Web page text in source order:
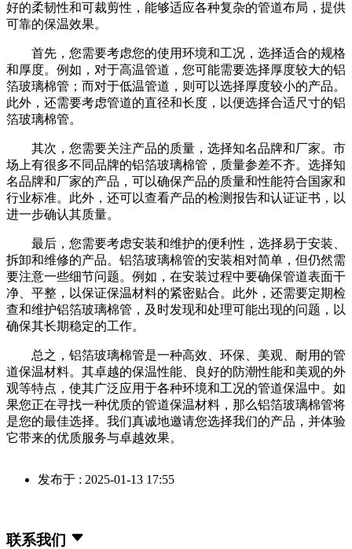
好的柔韧性和可裁剪性，能够适应各种复杂的管道布局，提供
可靠的保温效果。
首先，您需要考虑您的使用环境和工况，选择适合的规格
和厚度。例如，对于高温管道，您可能需要选择厚度较大的铝
箔玻璃棉管；而对于低温管道，则可以选择厚度较小的产品。
此外，还需要考虑管道的直径和长度，以便选择合适尺寸的铝
箔玻璃棉管。
其次，您需要关注产品的质量，选择知名品牌和厂家。市
场上有很多不同品牌的铝箔玻璃棉管，质量参差不齐。选择知
名品牌和厂家的产品，可以确保产品的质量和性能符合国家和
行业标准。此外，还可以查看产品的检测报告和认证证书，以
进一步确认其质量。
最后，您需要考虑安装和维护的便利性，选择易于安装、
拆卸和维修的产品。铝箔玻璃棉管的安装相对简单，但仍然需
要注意一些细节问题。例如，在安装过程中要确保管道表面干
净、平整，以保证保温材料的紧密贴合。此外，还需要定期检
查和维护铝箔玻璃棉管，及时发现和处理可能出现的问题，以
确保其长期稳定的工作。
总之，铝箔玻璃棉管是一种高效、环保、美观、耐用的管
道保温材料。其卓越的保温性能、良好的防潮性能和美观的外
观等特点，使其广泛应用于各种环境和工况的管道保温中。如
果您正在寻找一种优质的管道保温材料，那么铝箔玻璃棉管将
是您的最佳选择。我们真诚地邀请您选择我们的产品，并体验
它带来的优质服务与卓越效果。
发布于 : 2025-01-13 17:55
联系我们